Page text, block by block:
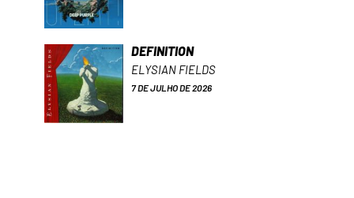
DEFINITION
ELYSIAN FIELDS
7 DE JULHO DE 2026